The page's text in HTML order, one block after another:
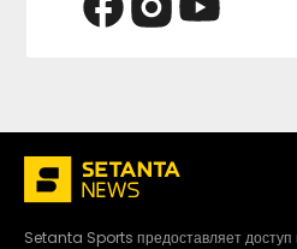
Setanta Sports предоставляет